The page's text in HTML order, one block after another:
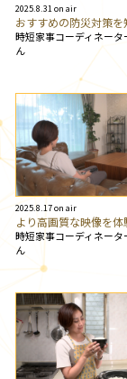
2025.8.31 on air
おすすめの防災対策
時短家事コーディネータ
ん
2025.8.17 on air
より高画質な映像を
時短家事コーディネータ
ん